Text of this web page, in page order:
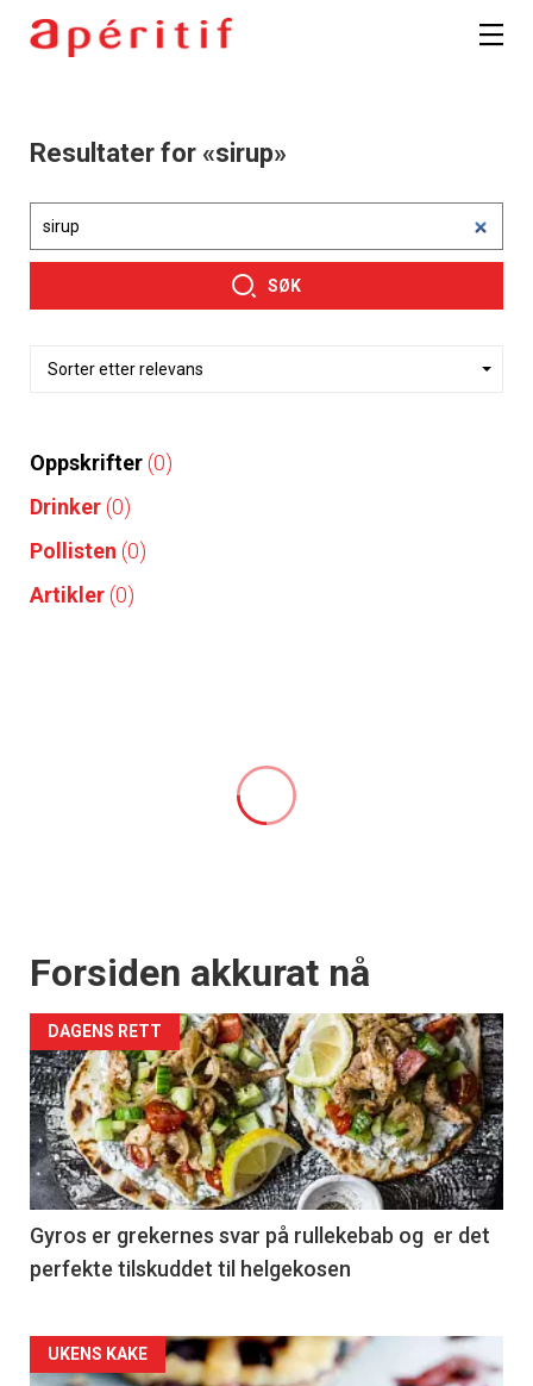
Resultater for «sirup»
SØK
Oppskrifter (0)
Drinker (0)
Pollisten (0)
Artikler (0)
Forsiden akkurat nå
DAGENS RETT
Gyros er grekernes svar på rullekebab og er det
perfekte tilskuddet til helgekosen
Forsiden
UKENS KAKE